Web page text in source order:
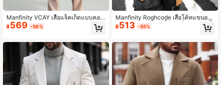
Manfinity VCAY เสื้อแจ็คเก็ตแบบคอบั
ตเตอร์ฟลายพอใช้ผู้ชายขนาดหลวม เห
มาะสำหรับใส่ในช่วงฤดูใบไม้ร่วงและฤ
฿569 -56%
Manfinity Roghcode เสื้อโค้ทแขนยา
วกระดุมแถวเดียวสีพื้นแฟชั่นผู้ชาย 1 ชิ้
น, สีกากีฤดูใบไม้ร่วง
฿513 -55%